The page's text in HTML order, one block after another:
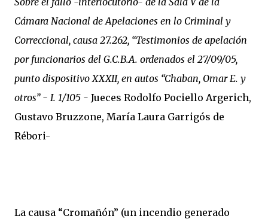
Cámara Nacional de Apelaciones en lo Criminal y
Correccional, causa 27.262, “Testimonios de apelación
por funcionarios del G.C.B.A. ordenados el 27/09/05,
punto dispositivo XXXII, en autos “Chaban, Omar E. y
otros” - I. 1/105 - Jueces Rodolfo Pociello Argerich,
Gustavo Bruzzone, María Laura Garrigós de
Rébori-
La causa “Cromañón” (un incendio generado